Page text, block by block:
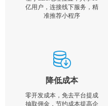
亿用户，连接线下服务，精
准推荐小程序
降低成本
零开发成本，免去平台提成
抽取佣金，节约成本提高企